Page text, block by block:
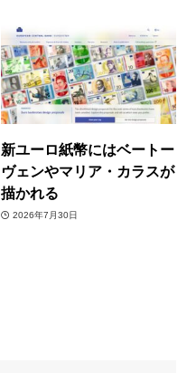
新ユーロ紙幣にはベートー
ヴェンやマリア・カラスが
描かれる
2026年7月30日